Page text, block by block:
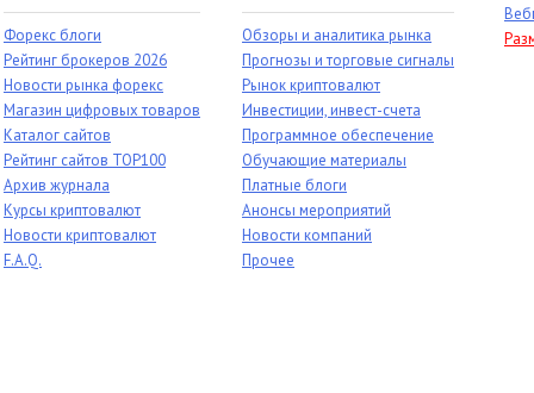
Форекс блоги
Рейтинг брокеров 2026
Новости рынка форекс
Магазин цифровых товаров
Каталог сайтов
Рейтинг сайтов TOP100
Архив журнала
Курсы криптовалют
Новости криптовалют
F.A.Q.
Обзоры и аналитика рынка
Прогнозы и торговые сигналы
Рынок криптовалют
Инвестиции, инвест-счета
Программное обеспечение
Обучающие материалы
Платные блоги
Анонсы мероприятий
Новости компаний
Прочее